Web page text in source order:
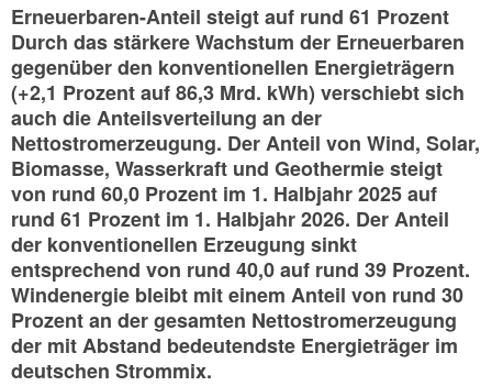
Erneuerbaren-Anteil steigt auf rund 61 Prozent
Durch das stärkere Wachstum der Erneuerbaren
gegenüber den konventionellen Energieträgern
(+2,1 Prozent auf 86,3 Mrd. kWh) verschiebt sich
auch die Anteilsverteilung an der
Nettostromerzeugung. Der Anteil von Wind, Solar,
Biomasse, Wasserkraft und Geothermie steigt
von rund 60,0 Prozent im 1. Halbjahr 2025 auf
rund 61 Prozent im 1. Halbjahr 2026. Der Anteil
der konventionellen Erzeugung sinkt
entsprechend von rund 40,0 auf rund 39 Prozent.
Windenergie bleibt mit einem Anteil von rund 30
Prozent an der gesamten Nettostromerzeugung
der mit Abstand bedeutendste Energieträger im
deutschen Strommix.